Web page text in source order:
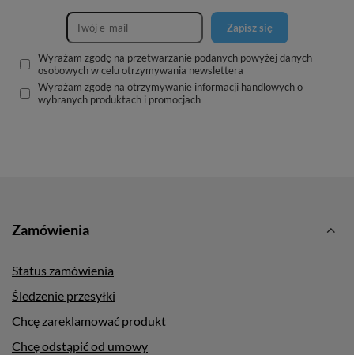
Zapisz się
Wyrażam zgodę na przetwarzanie podanych powyżej danych
osobowych w celu otrzymywania newslettera
Wyrażam zgodę na otrzymywanie informacji handlowych o
wybranych produktach i promocjach
Zamówienia
Status zamówienia
Śledzenie przesyłki
Chcę zareklamować produkt
Chcę odstąpić od umowy